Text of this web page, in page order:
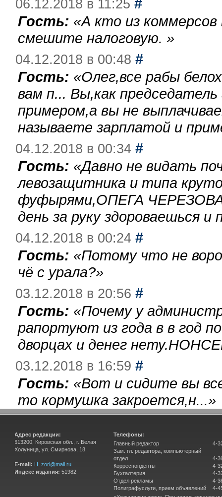
06.12.2018 в 11:25
Гость: «А кто из
смешите налоговую. »
04.12.2018 в 00:48 #
Гость: «Олег,все рабы
вам п... Вы,как
примером,а вы не
называете зарплатой и
04.12.2018 в 00:34 #
Гость: «Давно не видать
левозащитника и типа
фуфырями,ОПЕГА
день за руку здороваешься
04.12.2018 в 00:24 #
Гость: «Потому что не
чё с урала?»
03.12.2018 в 20:56 #
Гость: «Почему у
рапортуют из года в в год
дворцах и денег
03.12.2018 в 16:59 #
Гость: «Вот и сидите вы
то кормушка закроется,н...»
Адрес редакции:
613200, Кировская обл., г. Белая
Холуница, ул. Смирнова, 18
E-mail: H_zori@mail.ru
Индекс издания: 51982
Телефоны:
Главный редактор
Зам. гл. редактора, компьютерный
отдел
Корреспонденты
Бухгалтерия
Отдел рекламы
Полиграфуслуги, прием объявлений
4-
4-
4-
4-
4-
4-